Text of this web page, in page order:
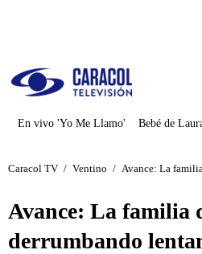
En vivo 'Yo Me Llamo' Bebé de
Caracol TV / Ventino / Avance: La
Avance: La familia
derrumbando